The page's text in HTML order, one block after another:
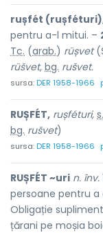
rușfét
pentru a-l mitui. –
Tc. (arab.) rüșvet
rüšvet, bg. rušvet.
sursa:DER 1958-1966
RUȘFÉT, rușféturi,
bg. rušvet)
sursa:DER 1958-1966
RUȘFÉT ~uri n. înv.
persoane pentru
Obligație
țărani pe moșia